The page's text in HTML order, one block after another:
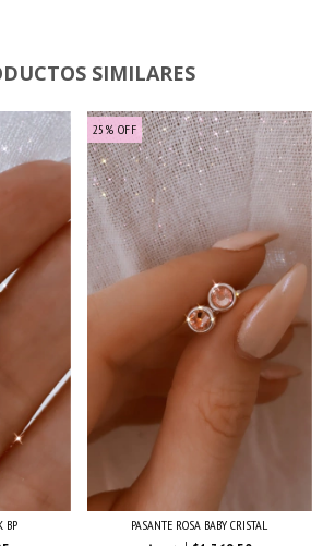
SIMILARES
BP
25 % OFF
PASANTE ROSA BABY CRISTAL